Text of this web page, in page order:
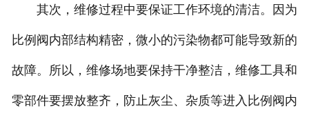
其次，维修过程中要保证工作环境的清洁。因为
比例阀内部结构精密，微小的污染物都可能导致新的
故障。所以，维修场地要保持干净整洁，维修工具和
零部件要摆放整齐，防止灰尘、杂质等进入比例阀内